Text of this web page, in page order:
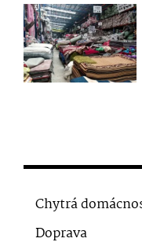
Chytrá
Doprava